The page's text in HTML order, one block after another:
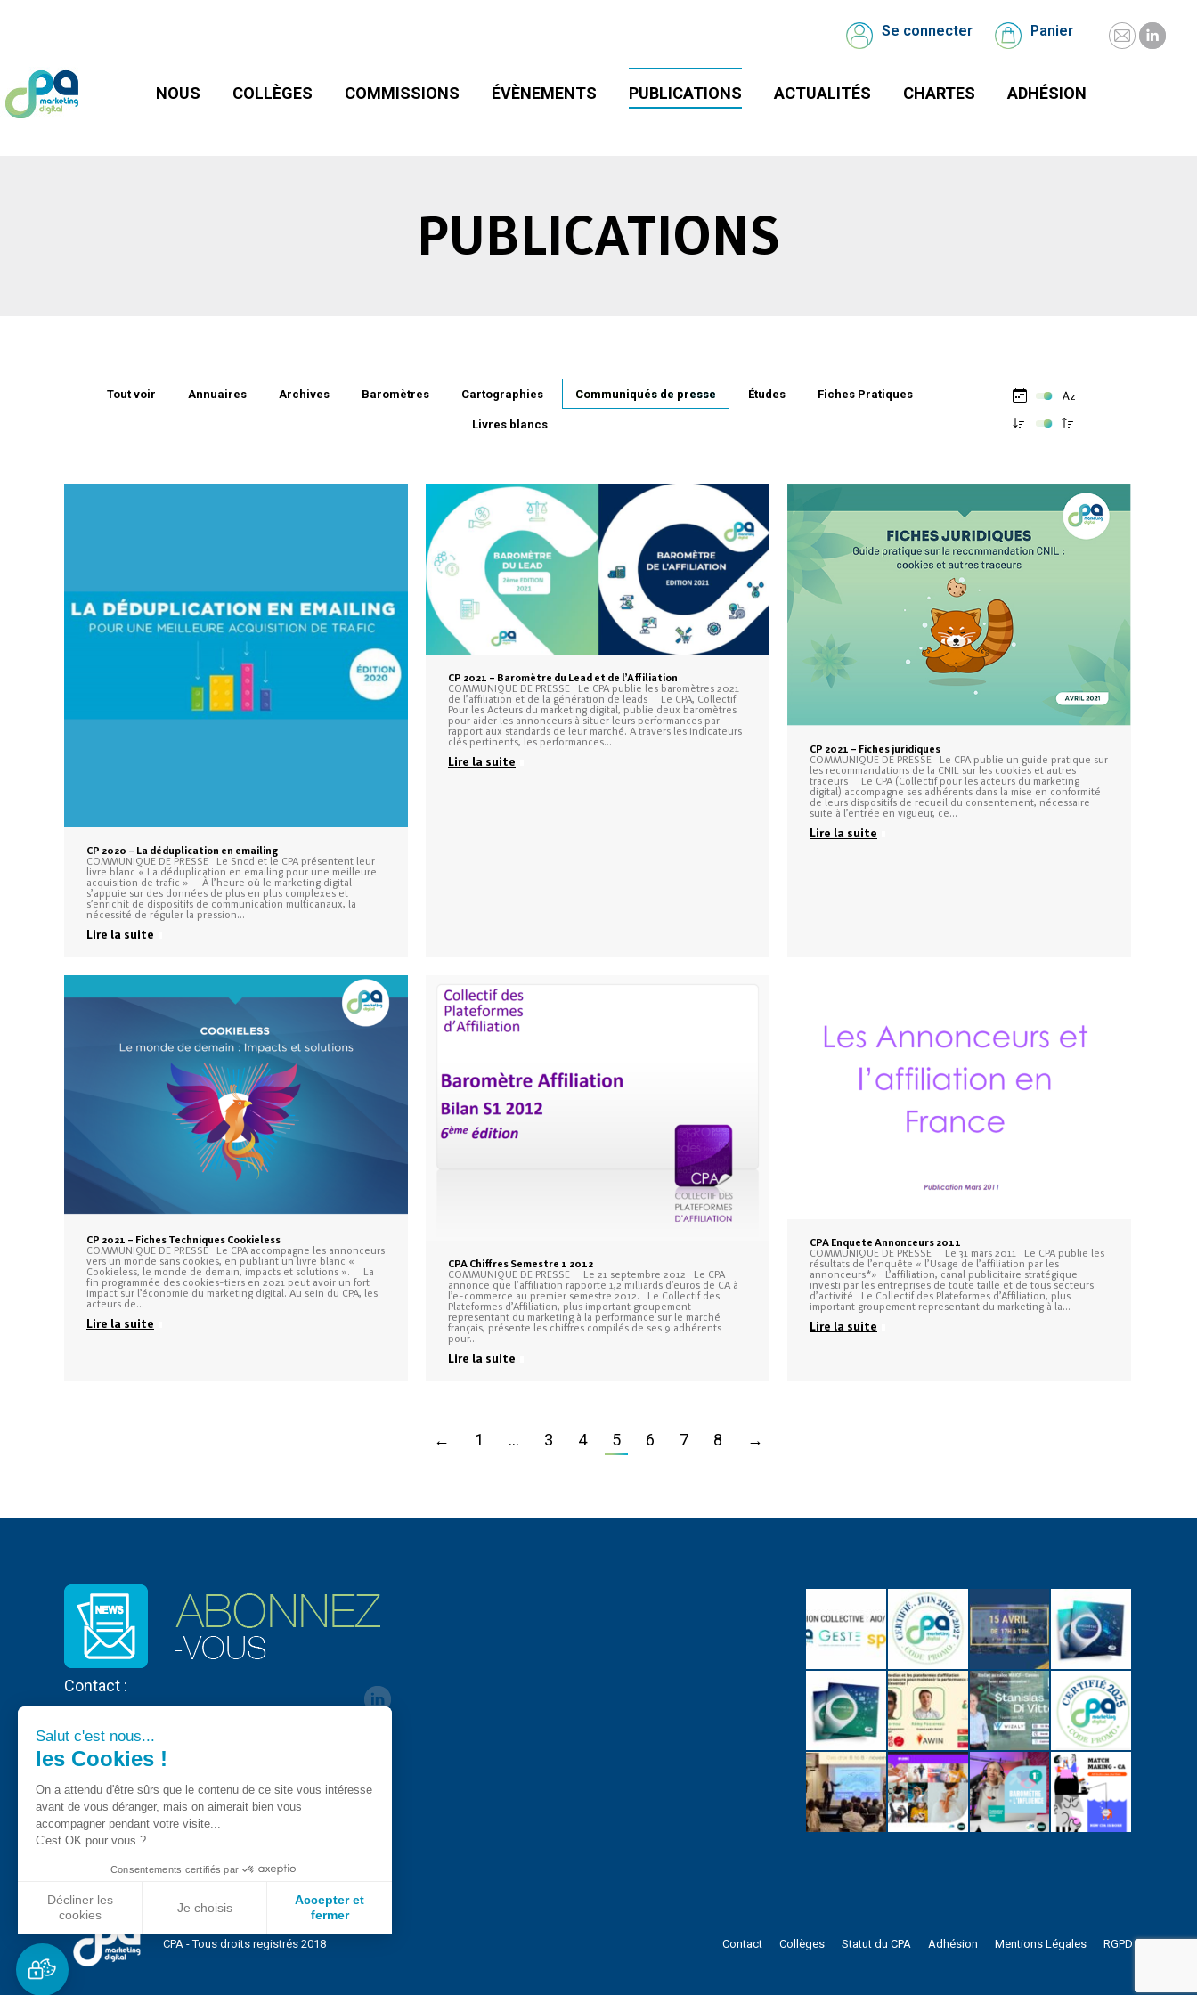
Se connecter Panier
NOUS COLLÈGES COMMISSIONS ÉVÈNEMENTS PUBLICATIONS ACTUALITÉS CHARTES ADHÉSION
PUBLICATIONS
Tout voir Annuaires Archives Baromètres Cartographies Communiqués de presse Études Fiches Pratiques
Livres blancs
CP 2020 – La déduplication en emailing
COMMUNIQUE DE PRESSE Le Sncd et le CPA présentent leur
livre blanc « La déduplication en emailing pour une meilleure
acquisition de trafic » À l’heure où le marketing digital
s’appuie sur des données de plus en plus complexes et
s’enrichit de dispositifs de communication multicanaux, la
nécessité de réguler la pression…
Lire la suite
CP 2021 – Baromètre du Lead et de l’Affiliation
COMMUNIQUE DE PRESSE Le CPA publie les baromètres 2021
de l’affiliation et de la génération de leads Le CPA, Collectif
Pour les Acteurs du marketing digital, publie deux baromètres
pour aider les annonceurs à situer leurs performances par
rapport aux standards de leur marché. A travers les indicateurs
clés pertinents, les performances…
Lire la suite
CP 2021 – Fiches juridiques
COMMUNIQUE DE PRESSE Le CPA publie un guide pratique sur
les recommandations de la CNIL sur les cookies et autres
traceurs Le CPA (Collectif pour les acteurs du marketing
digital) accompagne ses adhérents dans la mise en conformité
de leurs dispositifs de recueil du consentement, nécessaire
suite à l’entrée en vigueur, ce…
Lire la suite
CP 2021 – Fiches Techniques Cookieless
COMMUNIQUE DE PRESSE Le CPA accompagne les annonceurs
vers un monde sans cookies, en publiant un livre blanc «
Cookieless, le monde de demain, impacts et solutions ». La
fin programmée des cookies-tiers en 2021 peut avoir un fort
impact sur l’économie du marketing digital. Au sein du CPA, les
acteurs de…
Lire la suite
CPA Chiffres Semestre 1 2012
COMMUNIQUE DE PRESSE Le 21 septembre 2012 Le CPA
annonce que l’affiliation rapporte 1,2 milliards d’euros de CA à
l’e-commerce au premier semestre 2012. Le Collectif des
Plateformes d’Affiliation, plus important groupement
representant du marketing à la performance sur le marché
français, présente les chiffres compilés de ses 9 adhérents
pour…
Lire la suite
CPA Enquete Annonceurs 2011
COMMUNIQUE DE PRESSE Le 31 mars 2011 Le CPA publie les
résultats de l’enquête « l’Usage de l’affiliation par les
annonceurs*» L’affiliation, canal publicitaire stratégique
investi par les entreprises de toute taille et de tous secteurs
d’activité Le Collectif des Plateformes d’Affiliation, plus
important groupement representant du marketing à la…
Lire la suite
← 1 … 3 4 5 6 7 8 →
Contact :
CPA - Tous droits registrés 2018 Contact Collèges Statut du CPA Adhésion Mentions Légales RGPD
ACTUALITÉS CHARTES
Panier
Salut c'est nous...
les Cookies !
On a attendu d'être sûrs que le contenu de ce site vous intéresse
avant de vous déranger, mais on aimerait bien vous
accompagner pendant votre visite...
C'est OK pour vous ?
Consentements certifiés par
Décliner les
cookies
Je choisis
Accepter et
fermer
Axeptio consent
Plateforme de Gestion du Consentement : Personnalisez vos Options
Notre plateforme vous permet d'adapter et de gérer vos paramètres de confidentialité, en garantissant la conformité avec les réglementations. Personnalisez vos préférences pour